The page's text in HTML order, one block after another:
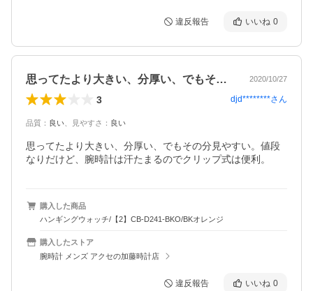
違反報告 いいね 0
思ってたより大きい、分厚い、でもその分… 2020/10/27
3 djd********さん
品質 ： 良い 見やすさ ： 良い
思ってたより大きい、分厚い、でもその分見やすい。値段
なりだけど、腕時計は汗たまるのでクリップ式は便利。
購入した商品
ハンギングウォッチ/【2】CB-D241-BKO/BKオレンジ
購入したストア
腕時計 メンズ アクセの加藤時計店
違反報告 いいね 0